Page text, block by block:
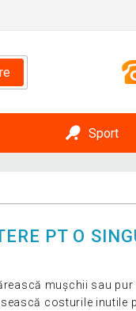
Sport
PT O
mușchii sau
costurile inutile